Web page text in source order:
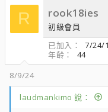
R rook18ies
初級會員
已加入
7/24/
年齡
44
8/9/24
laudmankimo 說：